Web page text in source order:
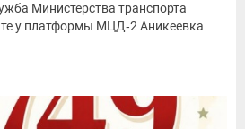
Министерства транспорта
у платформы МЦД‑2 Аникеевка